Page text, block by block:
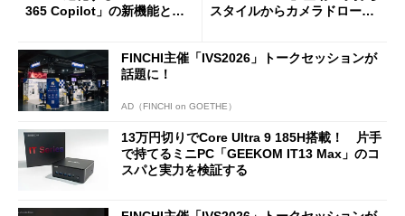
365 Copilot」の新機能とエ
スタイルからカメラドローン
FINCHI主催「IVS2026」トークセッションが
話題に！
AD（FINCHI on GOETHE）
13万円切りでCore Ultra 9 185H搭載！ 片手
で持てるミニPC「GEEKOM IT13 Max」のコ
スパと実力を検証する